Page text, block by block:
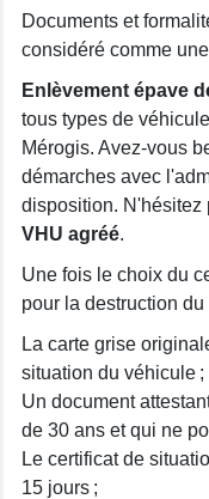
Documents et
considéré comme
Enlèvement épave
tous types de
Mérogis. Avez-vous
démarches avec
disposition. N'hésitez
VHU agréé.
Une fois le choix du
pour la destruction
La carte grise
situation du véhicule ;
Un document
de 30 ans et qui ne
Le certificat de
15 jours ;